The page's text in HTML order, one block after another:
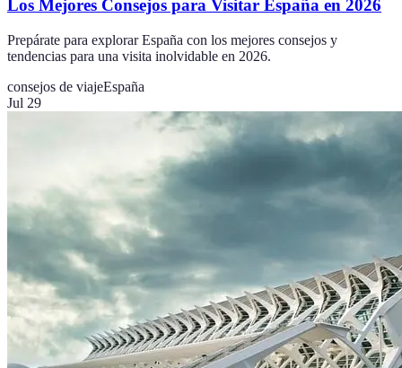
Los Mejores Consejos para Visitar España en 2026
Prepárate para explorar España con los mejores consejos y
tendencias para una visita inolvidable en 2026.
consejos de viajeEspaña
Jul 29